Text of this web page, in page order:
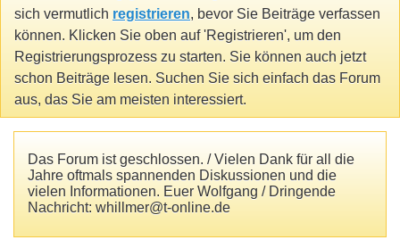
sich vermutlich registrieren, bevor Sie Beiträge verfassen
können. Klicken Sie oben auf 'Registrieren', um den
Registrierungsprozess zu starten. Sie können auch jetzt
schon Beiträge lesen. Suchen Sie sich einfach das Forum
aus, das Sie am meisten interessiert.
Das Forum ist geschlossen. / Vielen Dank für all die
Jahre oftmals spannenden Diskussionen und die
vielen Informationen. Euer Wolfgang / Dringende
Nachricht: whillmer@t-online.de